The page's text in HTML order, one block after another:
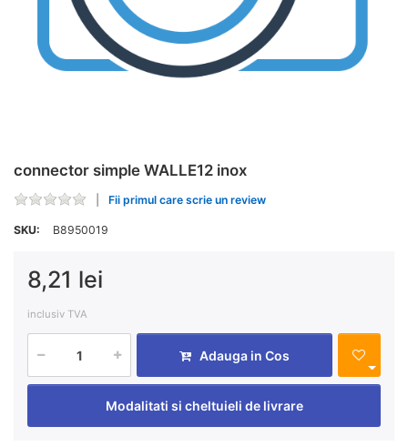
connector simple WALLE12 inox
Fii primul care scrie un review
SKU: B8950019
8,21 lei
inclusiv TVA
Adauga in Cos
Modalitati si cheltuieli de livrare